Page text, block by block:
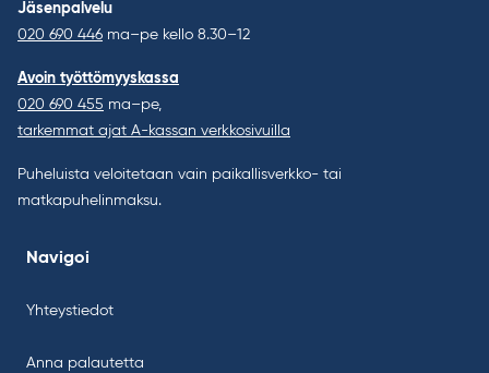
Jäsenpalvelu
020 690 446 ma–pe kello 8.30–12
Avoin työttömyyskassa
020 690 455 ma–pe,
tarkemmat ajat A-kassan verkkosivuilla
Puheluista veloitetaan vain paikallisverkko- tai
matkapuhelinmaksu.
Navigoi
Yhteystiedot
Anna palautetta